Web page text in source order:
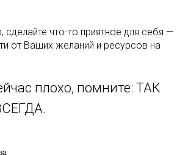
сделайте что-то приятное для себя —
от Ваших желаний и ресурсов на
плохо, помните: ТАК